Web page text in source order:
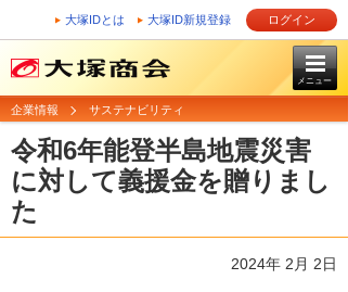
大塚IDとは 大塚ID新規登録 ログイン
メニュー
企業情報 サステナビリティ
令和6年能登半島地震災害
に対して義援金を贈りまし
た
2024年 2月 2日